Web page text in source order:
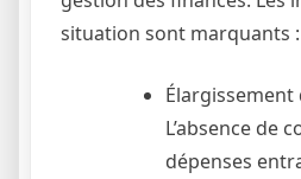
situation sont marquants :
Élargissement
L’absence de
dépenses